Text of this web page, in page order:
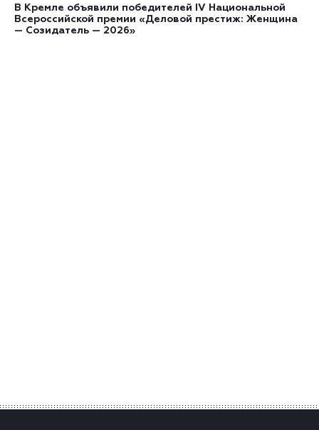
В Кремле объявили победителей IV Национальной
Всероссийской премии «Деловой престиж: Женщина
— Созидатель — 2026»